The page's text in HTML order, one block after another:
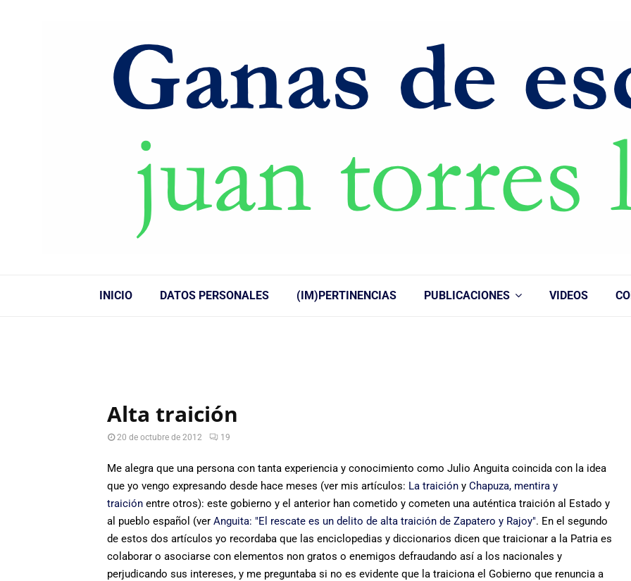
INICIO DATOS PERSONALES (IM)PERTINENCIAS PUBLICACIONES VIDEOS
Alta traición
20 de octubre de 2012 19
Me alegra que una persona con tanta experiencia y conocimiento como Julio Anguita coincida con la idea
que yo vengo expresando desde hace meses (ver mis artículos: La traición y Chapuza, mentira y
traición entre otros): este gobierno y el anterior han cometido y cometen una auténtica traición al Estado y
al pueblo español (ver Anguita: "El rescate es un delito de alta traición de Zapatero y Rajoy". En el segundo
de estos dos artículos yo recordaba que las enciclopedias y diccionarios dicen que traicionar a la Patria es
colaborar o asociarse con elementos non gratos o enemigos defraudando así a los nacionales y
perjudicando sus intereses, y me preguntaba si no es evidente que la traiciona el Gobierno que renuncia a